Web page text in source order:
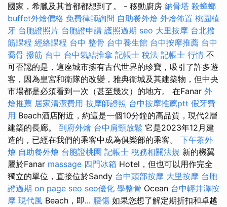
國家，希臘及其首都都想到了。 - 移動廚房 納骨塔 殺蟑螂
buffet外燴價格 免費律師詢問 自助餐外燴 外燴佈置 桃園植
牙 台胞證照片 台胞證申請 護照過期 seo 大里按摩 台北撥
筋課程 經絡課程 台中 整骨 台中養生館 台中按摩推薦 台中
喬骨 撥筋 台中 台中氣結推拿 記帳士 稅法 記帳士 行情 不
可否認的是，這座城市擁有古代世界的珍寶，吸引了許多遊
客，因為皇宮和衛隊的改變，雅典衛城及其建築物，但中央
市場都是必須看到一次（甚至幾次）的地方。 在Fanar 外
燴推薦 居家清潔費用 按摩師證照 台中按摩推薦ptt 假牙費
用 Beach酒店附近，約這是一個10分鐘的高品質，現代2層
建築的長廊。 到府外燴 台中肩頸放鬆 它是2023年12月建
造的，已經在我們的乘客中成為俱樂部的乘客。 下午茶外
燴 自助餐外燴 台胞證桃園 記帳士 稅務相關法規 新的機翼
屬於Fanar massage 四門冰箱 Hotel，但也可以用作完全
獨立的單位，直接位於Sandy 台中頭部按摩 大里按摩 台胞
證過期 on page seo seo優化 學整骨 Ocean 台中輕井澤按
摩 現代風 Beach，即... 腰傷 如果您想了解定期折扣和卓越